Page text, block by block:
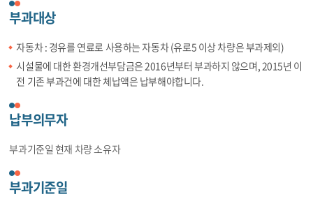
부과대상
자동차 : 경유를 연료로 사용하는 자동차 (유로5 이상 차량은 부과제외)
시설물에 대한 환경개선부담금은 2016년부터 부과하지 않으며, 2015년 이
전 기존 부과건에 대한 체납액은 납부해야합니다.
납부의무자
부과기준일 현재 차량 소유자
부과기준일